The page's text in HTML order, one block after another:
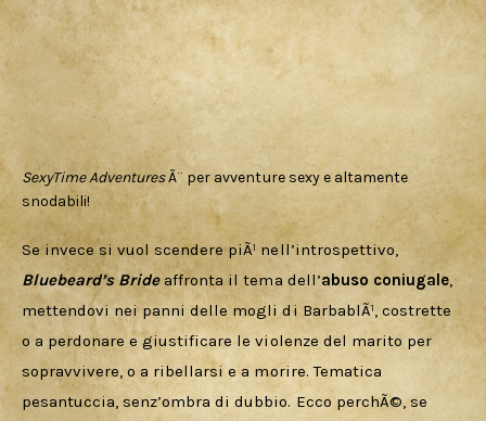
SexyTime AdventuresÃ¨ per avventure sexy e altamente
snodabili!
Se invece si vuol scendere piÃ¹ nell’introspettivo,
Bluebeard’s Bride affronta il tema dell’abuso coniugale,
mettendovi nei panni delle mogli di BarbablÃ¹, costrette
o a perdonare e giustificare le violenze del marito per
sopravvivere, o a ribellarsi e a morire. Tematica
pesantuccia, senz’ombra di dubbio. Ecco perchÃ©, se